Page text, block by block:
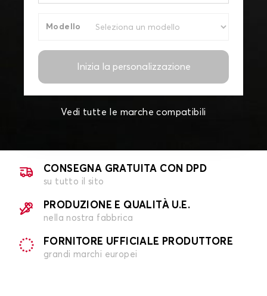
Modello
Inizia la personalizzazione
Vedi tutte le marche compatibili
CONSEGNA GRATUITA CON DPD
su tutto il sito
PRODUZIONE E QUALITÀ U.E.
nella nostra fabbrica
FORNITORE UFFICIALE PRODUTTORE
grandi marchi europei